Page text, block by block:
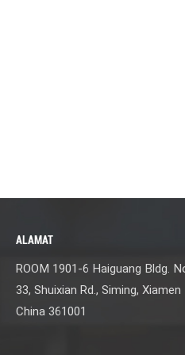
ALAMAT
ROOM 1901-6 Haiguang Bldg.
33, Shuixian Rd., Siming, Xiamen
China 361001